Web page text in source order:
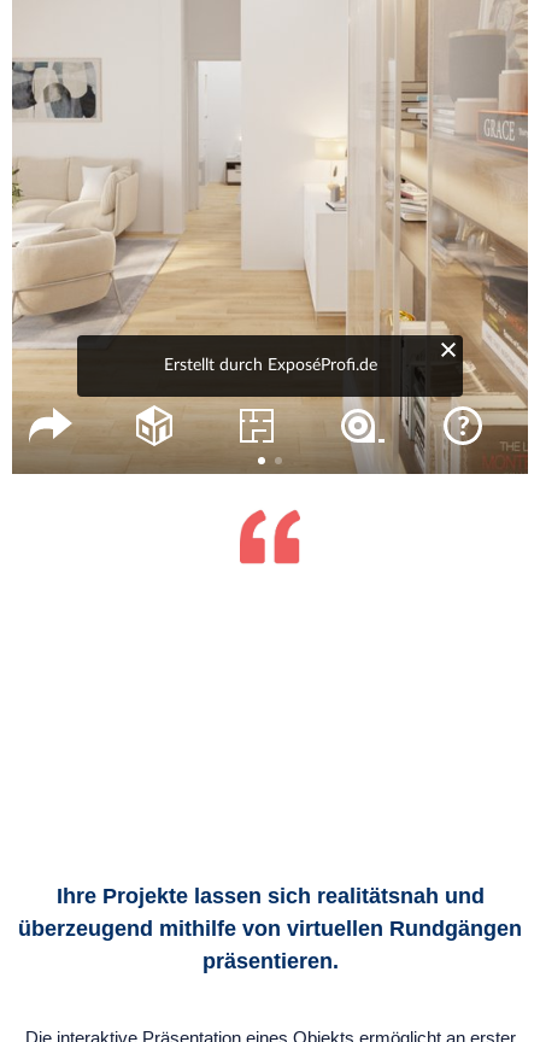
Ihre Projekte lassen sich realitätsnah und
überzeugend mithilfe von virtuellen Rundgängen
präsentieren.
Die interaktive Präsentation eines Objekts ermöglicht an erster